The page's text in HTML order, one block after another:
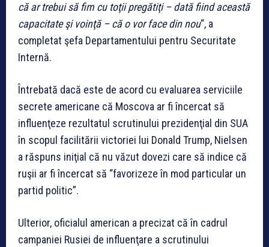
că ar trebui să fim cu toţii pregătiţi – dată fiind această
capacitate şi voinţă – că o vor face din nou“, a
completat şefa Departamentului pentru Securitate
Internă.
Întrebată dacă este de acord cu evaluarea serviciile
secrete americane că Moscova ar fi încercat să
influenţeze rezultatul scrutinului prezidenţial din SUA
în scopul facilitării victoriei lui Donald Trump, Nielsen
a răspuns iniţial că nu văzut dovezi care să indice că
ruşii ar fi încercat să “favorizeze în mod particular un
partid politic”.
Ulterior, oficialul american a precizat că în cadrul
campaniei Rusiei de influenţare a scrutinului